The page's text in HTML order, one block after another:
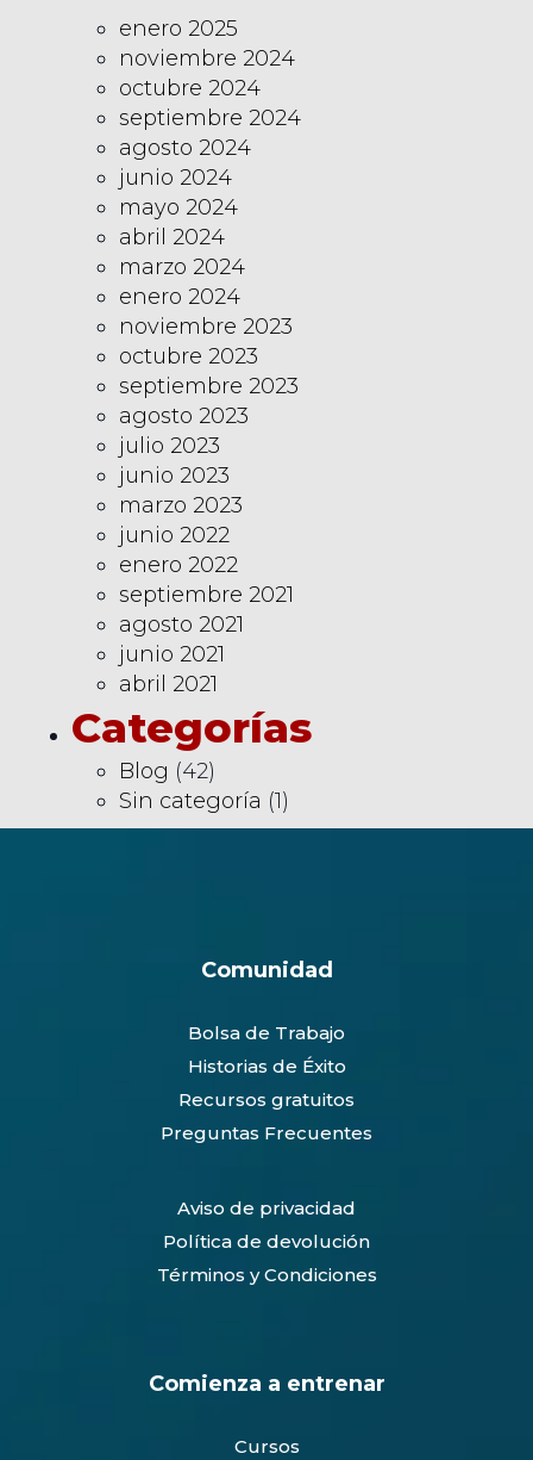
enero 2025
noviembre 2024
octubre 2024
septiembre 2024
agosto 2024
junio 2024
mayo 2024
abril 2024
marzo 2024
enero 2024
noviembre 2023
octubre 2023
septiembre 2023
agosto 2023
julio 2023
junio 2023
marzo 2023
junio 2022
enero 2022
septiembre 2021
agosto 2021
junio 2021
abril 2021
Categorías
Blog (42)
Sin categoría (1)
Comunidad
Bolsa de Trabajo
Historias de Éxito
Recursos gratuitos
Preguntas Frecuentes
Aviso de privacidad
Política de devolución
Términos y Condiciones
Comienza a entrenar
Cursos